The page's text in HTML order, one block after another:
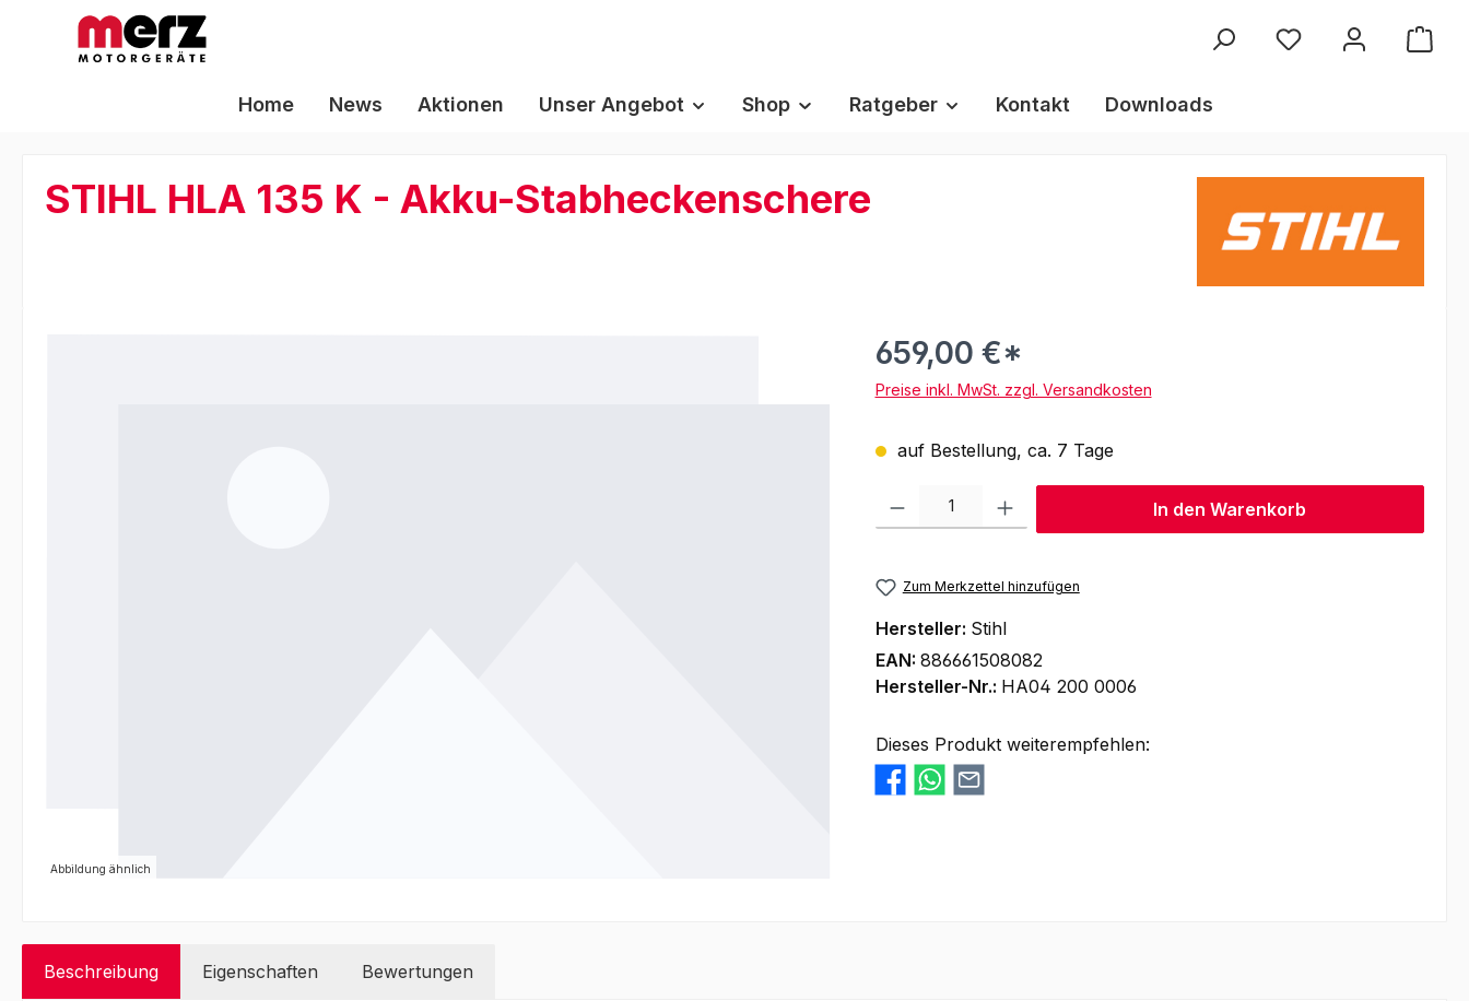
Hauptinhalt springen
Zur Suche springen
Zur Hauptnavigation springen
Home News Aktionen Unser Angebot Shop Ratgeber Kontakt Downloads
STIHL HLA 135 K - Akku-Stabheckenschere
Abbildung ähnlich
659,00 €*
Preise inkl. MwSt. zzgl. Versandkosten
auf Bestellung, ca. 7 Tage
Produkt Anzahl: Gib den gewünschten Wert ein oder benutze die Schaltflächen
In den Warenkorb
Zum Merkzettel hinzufügen
Hersteller: Stihl
EAN: 886661508082
Hersteller-Nr.: HA04 200 0006
Dieses Produkt weiterempfehlen:
Beschreibung Eigenschaften Bewertungen